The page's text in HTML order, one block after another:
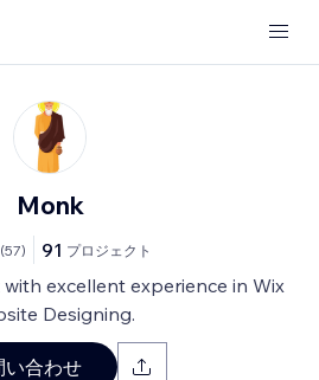
Monk
(57) 91 プロジェクト
excellent experience in Wix
Designing.
い合わせ